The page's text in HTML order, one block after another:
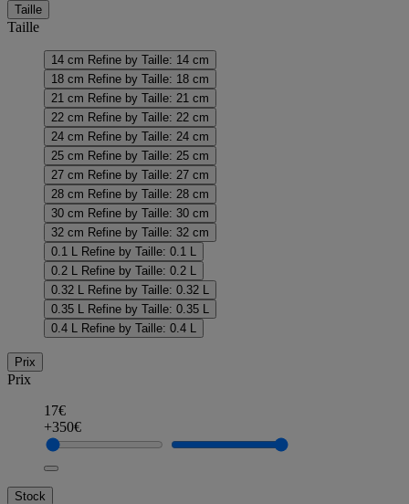
Taille
Taille
14 cm Refine by Taille: 14 cm
18 cm Refine by Taille: 18 cm
21 cm Refine by Taille: 21 cm
22 cm Refine by Taille: 22 cm
24 cm Refine by Taille: 24 cm
25 cm Refine by Taille: 25 cm
27 cm Refine by Taille: 27 cm
28 cm Refine by Taille: 28 cm
30 cm Refine by Taille: 30 cm
32 cm Refine by Taille: 32 cm
0.1 L
Refine by Taille: 0.1 L
0.2 L
Refine by Taille: 0.2 L
0.32 L
Refine by Taille: 0.32 L
0.35 L
Refine by Taille: 0.35 L
0.4 L
Refine by Taille: 0.4 L
Prix
Prix
17€
+350€
Stock